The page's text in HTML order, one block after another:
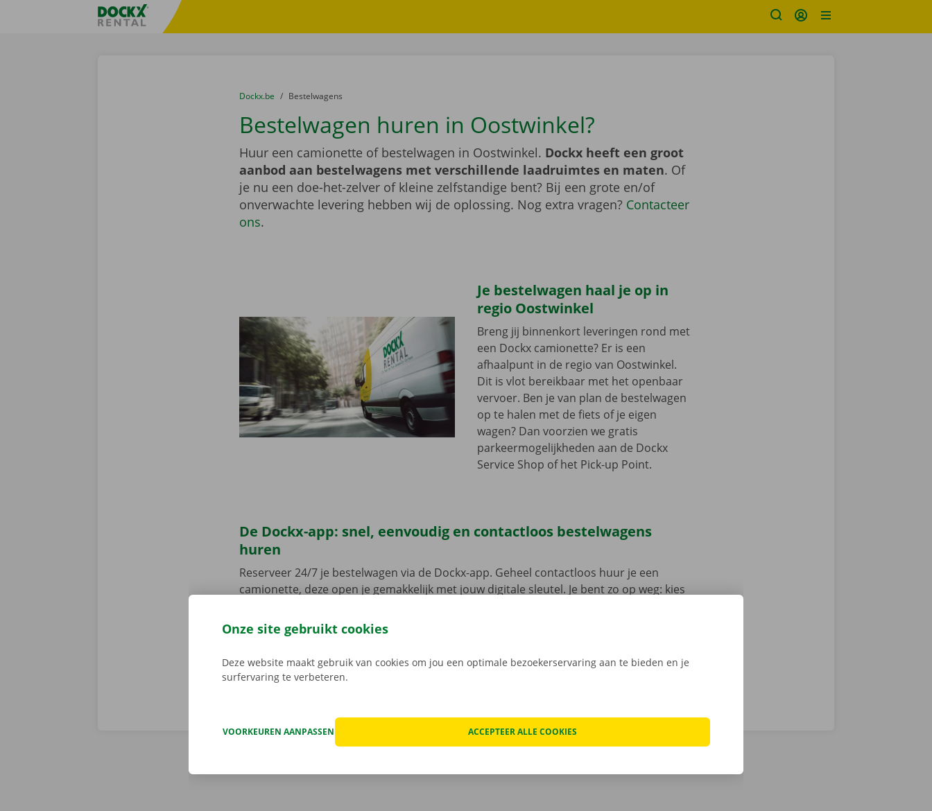
Taalselectie overslaanFratello DEMO
U bevindt zich hier:
van
Dockx.be naar
Bestelwagens
Bestelwagen huren in Oostwinkel?
Huur een camionette of bestelwagen in Oostwinkel. Dockx heeft een groot
aanbod aan bestelwagens met verschillende laadruimtes en maten. Of
je nu een doe-het-zelver of kleine zelfstandige bent? Bij een grote en/of
onverwachte levering hebben wij de oplossing. Nog extra vragen? Contacteer
ons.
Je bestelwagen haal je op in
regio Oostwinkel
Breng jij binnenkort leveringen rond met
een Dockx camionette? Er is een
afhaalpunt in de regio van Oostwinkel.
Dit is vlot bereikbaar met het openbaar
vervoer. Ben je van plan de bestelwagen
op te halen met de fiets of je eigen
wagen? Dan voorzien we gratis
parkeermogelijkheden aan de Dockx
Service Shop of het Pick-up Point.
De Dockx-app: snel, eenvoudig en contactloos bestelwagens
huren
Reserveer 24/7 je bestelwagen via de Dockx-app. Geheel contactloos huur je een
camionette, deze open je gemakkelijk met jouw digitale sleutel. Je bent zo op weg: kies
vertrekken. Download de gratis app nu voor
Onze site gebruikt cookies
Deze website maakt gebruik van cookies om jou een optimale bezoekerservaring aan te bieden en je
surfervaring te verbeteren.
VOORKEUREN AANPASSEN ACCEPTEER ALLE COOKIES